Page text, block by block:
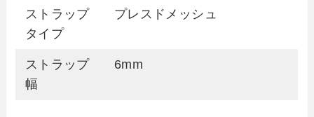
ストラップ
タイプ
プレスドメッシュ
ストラップ
幅
6mm